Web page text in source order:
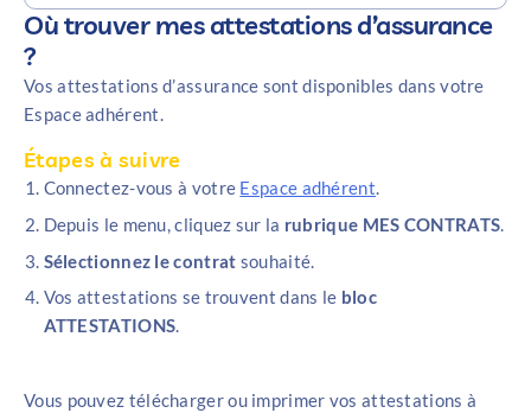
Où trouver mes attestations d’assurance
?
Vos attestations d’assurance sont disponibles dans votre
Espace adhérent.
Étapes à suivre
Connectez-vous à votre Espace adhérent.
Depuis le menu, cliquez sur la rubrique MES CONTRATS.
Sélectionnez le contrat souhaité.
Vos attestations se trouvent dans le bloc
ATTESTATIONS.
Vous pouvez télécharger ou imprimer vos attestations à